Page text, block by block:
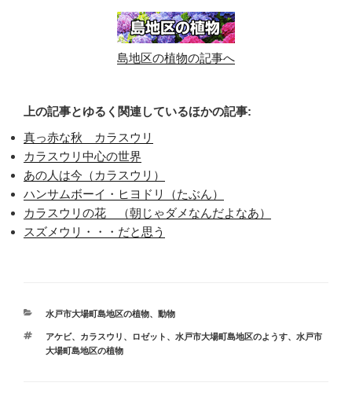
島地区の植物の記事へ
上の記事とゆるく関連しているほかの記事:
真っ赤な秋 カラスウリ
カラスウリ中心の世界
あの人は今（カラスウリ）
ハンサムボーイ・ヒヨドリ（たぶん）
カラスウリの花 （朝じゃダメなんだよなあ）
スズメウリ・・・だと思う
カ
ゴ
リ
水戸市大場町島地区の植物、動物
タ
グ
アケビ、 カラスウリ 、 ロゼット 、 水戸市大場町島地区のようす、 水戸市
大場町島地区の植物